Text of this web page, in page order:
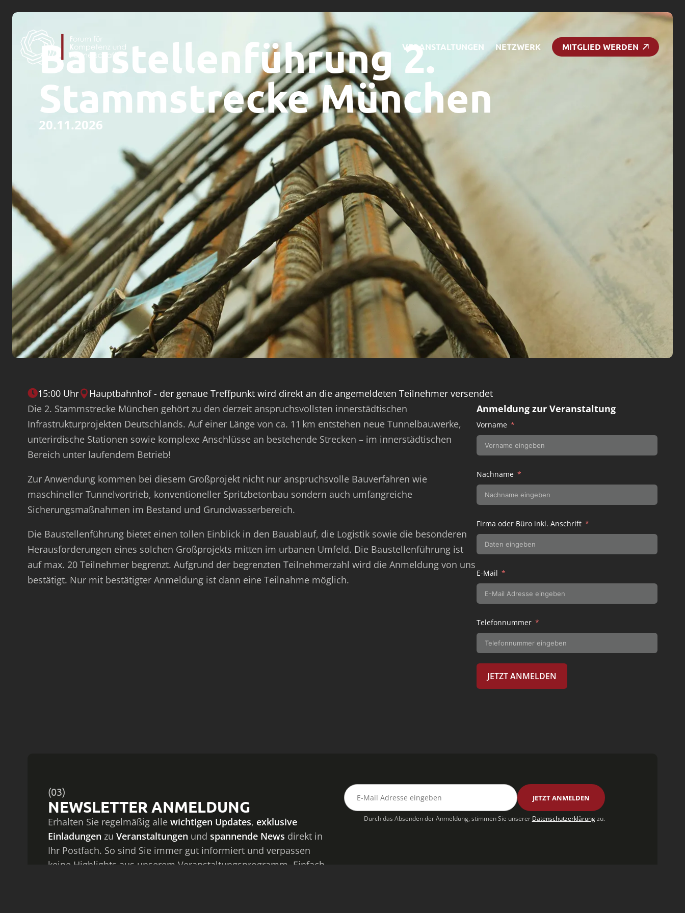
VERANSTALTUNGEN NETZWERK MITGLIED WERDEN
Baustellenführung 2.
Stammstrecke München
20.11.2026
15:00 Uhr
 Hauptbahnhof - der genaue Treffpunkt wird direkt an die angemeldeten Teilnehmer versendet

Die 2. Stammstrecke München gehört zu den derzeit anspruchsvollsten innerstädtischen
Infrastrukturprojekten Deutschlands. Auf einer Länge von ca. 11 km entstehen neue Tunnelbauwerke,
unterirdische Stationen sowie komplexe Anschlüsse an bestehende Strecken – im innerstädtischen
Bereich unter laufendem Betrieb!
Zur Anwendung kommen bei diesem Großprojekt nicht nur anspruchsvolle Bauverfahren wie
maschineller Tunnelvortrieb, konventioneller Spritzbetonbau sondern auch umfangreiche
Sicherungsmaßnahmen im Bestand und Grundwasserbereich.
Die Baustellenführung bietet einen tollen Einblick in den Bauablauf, die Logistik sowie die besonderen
Herausforderungen eines solchen Großprojekts mitten im urbanen Umfeld. Die Baustellenführung ist
auf max. 20 Teilnehmer begrenzt. Aufgrund der begrenzten Teilnehmerzahl wird die Anmeldung von uns
bestätigt. Nur mit bestätigter Anmeldung ist dann eine Teilnahme möglich.
Anmeldung zur Veranstaltung
Vorname
Nachname
Firma oder Büro inkl. Anschrift
E-Mail
Telefonnummer
JETZT ANMELDEN
(03)
NEWSLETTER ANMELDUNG
Erhalten Sie regelmäßig alle wichtigen Updates, exklusive
Einladungen zu Veranstaltungen und spannende News direkt in
Ihr Postfach. So sind Sie immer gut informiert und verpassen
keine Highlights aus unserem Veranstaltungsprogramm. Einfach
Durch das Absenden der Anmeldung, stimmen Sie unserer Datenschutzerklärungzu.